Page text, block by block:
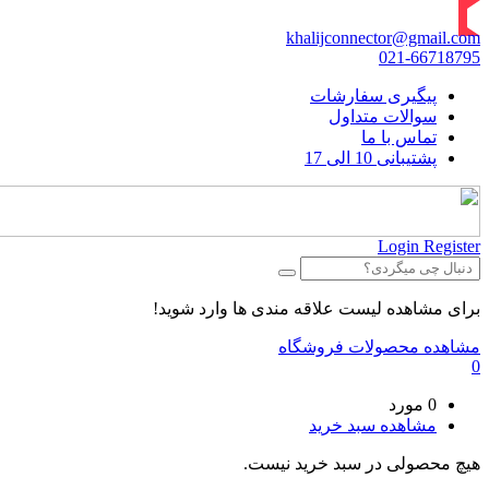
khalijconnector@gmail.com
021-66718795
پیگیری سفارشات
سوالات متداول
تماس با ما
پشتیبانی 10 الی 17
Login Register
برای مشاهده لیست علاقه مندی ها وارد شوید!
مشاهده محصولات فروشگاه
0
0 مورد
مشاهده سبد خرید
هیچ محصولی در سبد خرید نیست.